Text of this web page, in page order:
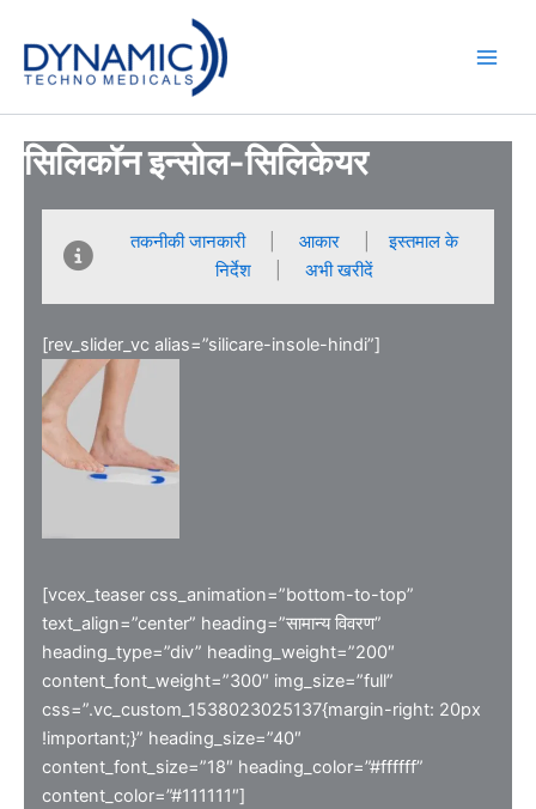
content
सिलिकॉन इन्सोल-सिलिकेयर
तकनीकी जानकारी| आकार|इस्तमाल के
निर्देश| अभी खरीदें
[rev_slider_vc alias=”silicare-insole-hindi”]
[vcex_teaser css_animation=”bottom-to-top”
text_align=”center” heading=”सामान्य विवरण”
heading_type=”div” heading_weight=”200″
content_font_weight=”300″ img_size=”full”
css=”.vc_custom_1538023025137{margin-right: 20px
!important;}” heading_size=”40″
content_font_size=”18″ heading_color=”#ffffff”
content_color=”#111111″]